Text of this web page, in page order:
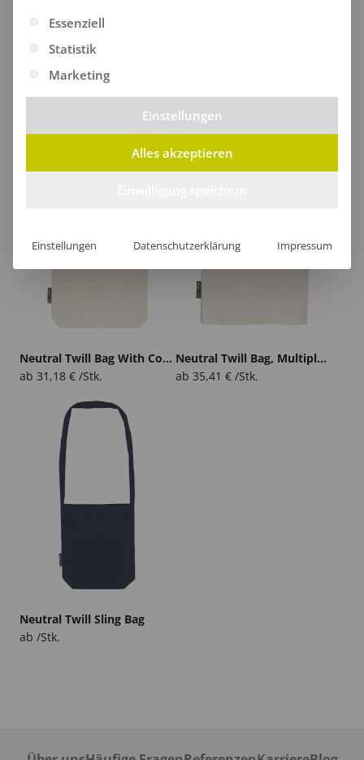
Neutral Small Panama Bag Neutral Twill Bag
ab37,62
Neutral Twill Bag With Contrast Handles
ab 31,18 € /Stk.
Neutral Twill Bag, Multiple Handles
ab 35,41 € /Stk.
Neutral Twill Sling Bag
ab /Stk.
Es folgt eine Liste der Service-Gruppen, für die eine
Essenziell
Statistik
Marketing
Einstellungen
Alles akzeptieren
Einstellungen Datenschutzerklärung Impressum